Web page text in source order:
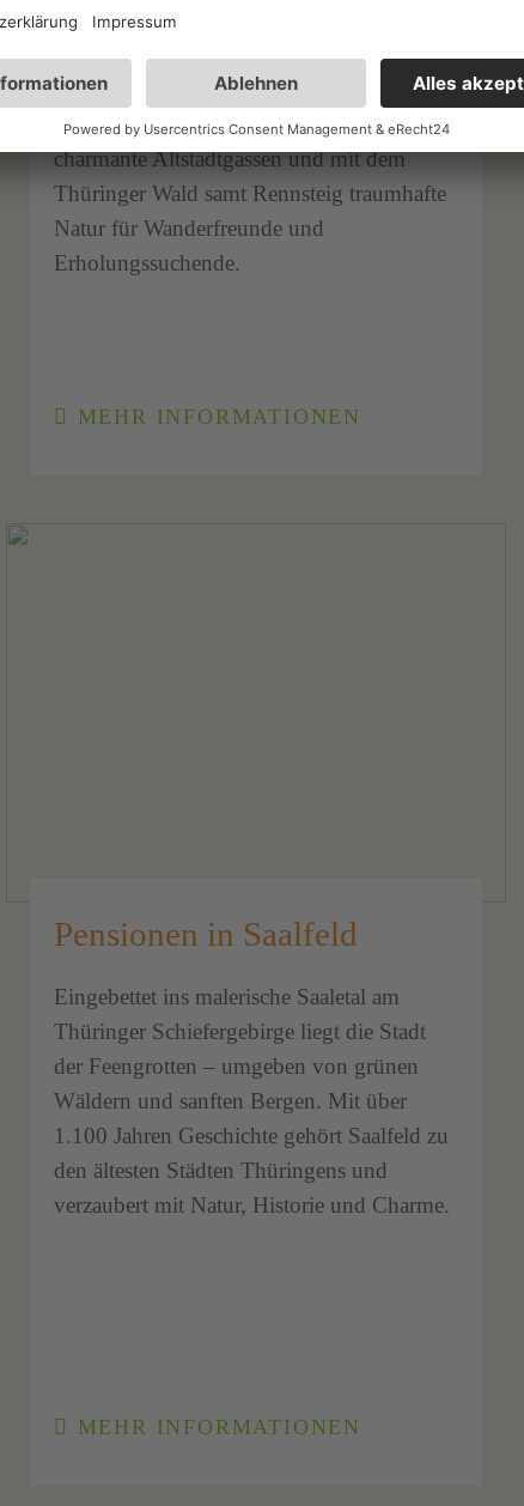
Welterbe und Wirkungsstätte Martin
Luthers, macht Geschichte lebendig. Als
Geburtsstadt von Johann Sebastian Bach
bietet Eisenach kulturellen Glanz,
charmante Altstadtgassen und mit dem
Thüringer Wald samt Rennsteig traumhafte
Natur für Wanderfreunde und
Erholungssuchende.
MEHR INFORMATIONEN
Pensionen in Saalfeld
Eingebettet ins malerische Saaletal am
Thüringer Schiefergebirge liegt die Stadt
der Feengrotten – umgeben von grünen
Wäldern und sanften Bergen. Mit über
1.100 Jahren Geschichte gehört Saalfeld zu
den ältesten Städten Thüringens und
verzaubert mit Natur, Historie und Charme.
MEHR INFORMATIONEN